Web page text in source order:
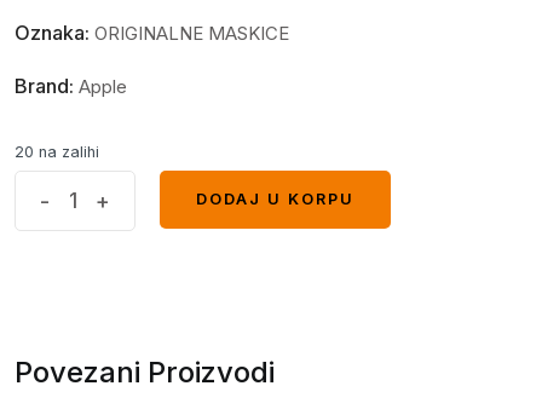
Oznaka: ORIGINALNE MASKICE
Brand: Apple
20 na zalihi
- +
DODAJ U KORPU
Povezani Proizvodi